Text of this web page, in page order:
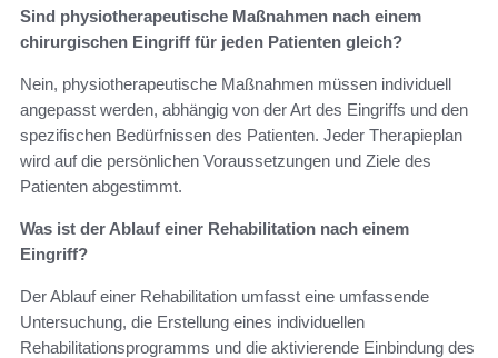
Sind physiotherapeutische Maßnahmen nach einem
chirurgischen Eingriff für jeden Patienten gleich?
Nein, physiotherapeutische Maßnahmen müssen individuell
angepasst werden, abhängig von der Art des Eingriffs und den
spezifischen Bedürfnissen des Patienten. Jeder Therapieplan
wird auf die persönlichen Voraussetzungen und Ziele des
Patienten abgestimmt.
Was ist der Ablauf einer Rehabilitation nach einem
Eingriff?
Der Ablauf einer Rehabilitation umfasst eine umfassende
Untersuchung, die Erstellung eines individuellen
Rehabilitationsprogramms und die aktivierende Einbindung des